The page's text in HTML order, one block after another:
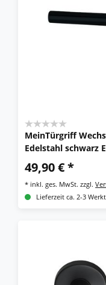
MeinTürgriff
Edelstahl schwarz
49,90 € *
* inkl. ges. MwSt. zzgl.
Lieferzeit ca. 2-3